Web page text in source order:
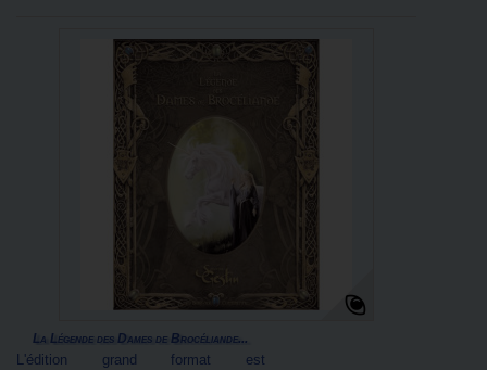
La Légende des Dames de Brocéliande...
L'édition grand format est